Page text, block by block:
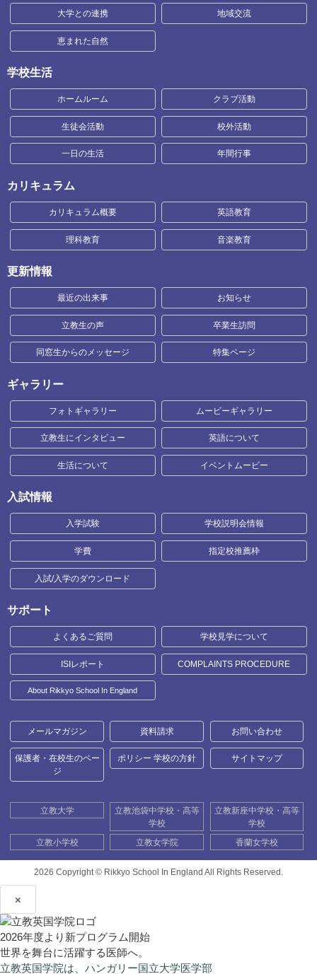
大学との連携 地域交流
恵まれた自然
学校生活
ホームルーム クラブ活動
生徒会活動 校外活動
一日の生活 年間行事
カリキュラム
カリキュラム概要 英語教育
理科教育 音楽教育
更新情報
最近の出来事 お知らせ
立教生の声 卒業生訪問
同窓生からのメッセージ 特集ページ
ギャラリー
フォトギャラリー ムービーギャラリー
立教生にインタビュー 英語について
生活について イベントムービー
入試情報
入学試験 学校説明会情報
学費 指定校推薦枠
入試/入学のダウンロード
サポート
よくあるご質問 学校見学について
ISIレポート COMPLAINTS PROCEDURE
About Rikkyo School In England
メールマガジン 資料請求 お問い合わせ
保護者・在校生のペー
ジ
ポリシー 学校の方針 サイトマップ
立教大学
立教池袋中学校・高等
学校
立教新座中学校・高等
学校
立教小学校
立教女学院 香蘭女学校
2026 Copyright © Rikkyo School In England All Rights Reserved.
×
2026年度より新プログラム開始
世界を舞台に活躍する医師へ。
立教英国学院は、ハンガリー国立大学医学部